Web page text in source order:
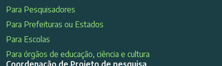
Para Pesquisadores
Para Prefeituras ou Estados
Para Escolas
Para órgãos de educação, ciência e cultura
Coordenação de Projeto de pesquisa